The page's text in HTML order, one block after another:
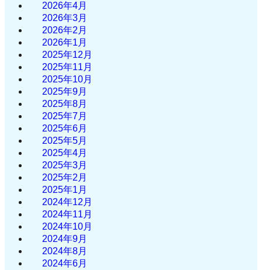
2026年4月
2026年3月
2026年2月
2026年1月
2025年12月
2025年11月
2025年10月
2025年9月
2025年8月
2025年7月
2025年6月
2025年5月
2025年4月
2025年3月
2025年2月
2025年1月
2024年12月
2024年11月
2024年10月
2024年9月
2024年8月
2024年6月